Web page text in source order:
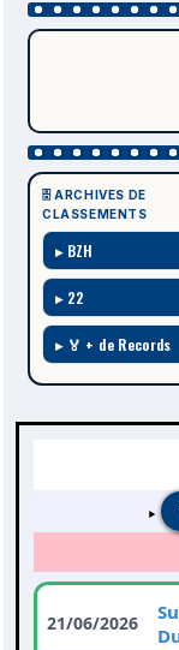
🗄️ ARCHIVES DE
CLASSEMENTS
BZH
22
🏅 + de Records
21/06/2026